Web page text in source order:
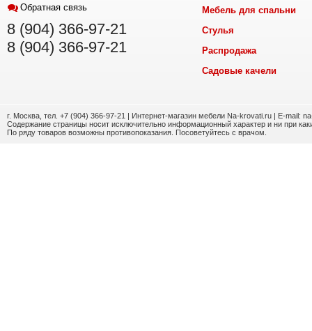
Обратная связь
8 (904) 366-97-21
8 (904) 366-97-21
Мебель для спальни
Стулья
Распродажа
Садовые качели
г. Москва, тел. +7 (904) 366-97-21 | Интернет-магазин мебели Na-krovati.ru | E-mail:
Содержание страницы носит исключительно информационный характер и ни при
По ряду товаров возможны противопоказания. Посоветуйтесь с врачом.